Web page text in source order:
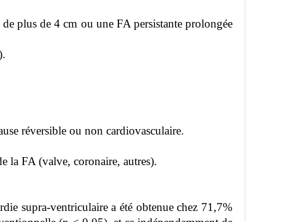
plus de 4 cm ou une FA persistante prolongée
réversible ou non cardiovasculaire.
la FA (valve, coronaire, autres).
supra-ventriculaire a été obtenue chez 71,7%